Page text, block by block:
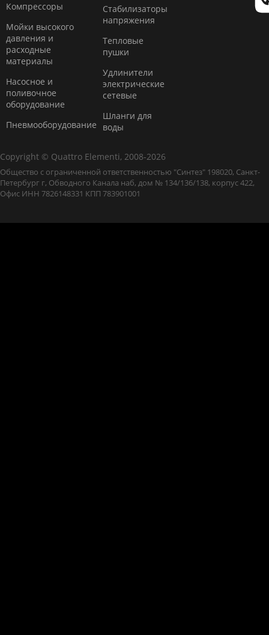
Компресcоры
Мойки высокого
давления и
расходные
материалы
Насосное и
поливочное
оборудование
Пневмооборудование
Стабилизаторы
напряжения
Тепловые
пушки
Удлинители
электрические
сетевые
Шланги для
воды
Copyright © Quattro Elementi, 2008-2026
Общество с ограниченной ответственностью "Синтез" 198020, Санкт-
Петербург г, Обводного Канала наб, дом № 134/136/138, корпус 422,
Офис ИНН 7826148331 КПП 783901001